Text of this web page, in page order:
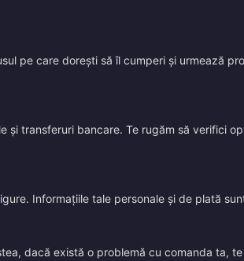
pe care dorești să îl cumperi și urmează
transferuri bancare. Te rugăm să verifici
Informațiile tale personale și de plată
dacă există o problemă cu comanda ta,